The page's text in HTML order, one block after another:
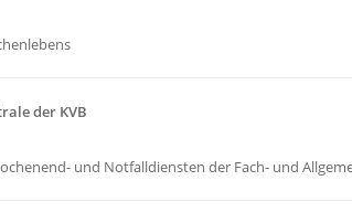
der KVB
und Notfalldiensten der Fach- und